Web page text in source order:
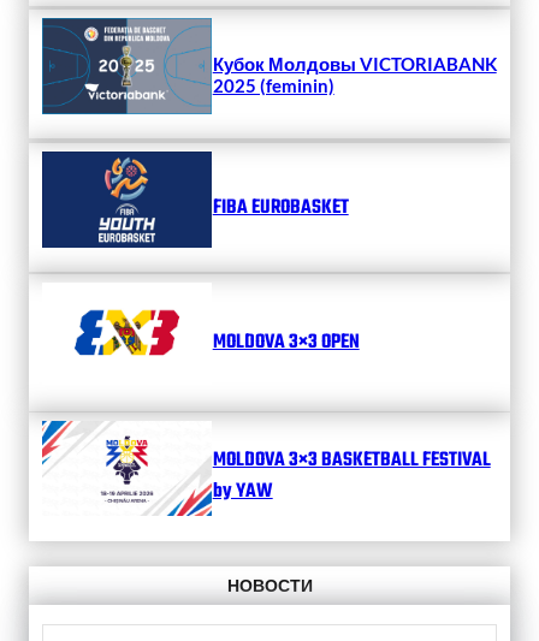
Кубок Молдовы VICTORIABANK
2025 (feminin)
FIBA EUROBASKET
MOLDOVA 3×3 OPEN
MOLDOVA 3×3 BASKETBALL FESTIVAL
by YAW
НОВОСТИ